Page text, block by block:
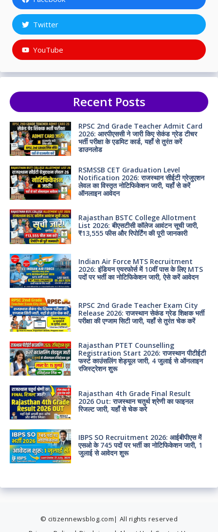
Twitter
YouTube
Recent Posts
RPSC 2nd Grade Teacher Admit Card
2026: आरपीएससी ने जारी किए सेकंड ग्रेड टीचर
भर्ती परीक्षा के एडमिट कार्ड, यहाँ से तुरंत करें
डाउनलोड
RSMSSB CET Graduation Level
Notification 2026: राजस्थान सीईटी ग्रेजुएशन
लेवल का विस्तृत नोटिफिकेशन जारी, यहाँ से करें
ऑनलाइन आवेदन
Rajasthan BSTC College Allotment
List 2026: बीएसटीसी कॉलेज आवंटन सूची जारी,
₹13,555 फीस और रिपोर्टिंग की पूरी जानकारी
Indian Air Force MTS Recruitment
2026: इंडियन एयरफोर्स में 10वीं पास के लिए MTS
पदों पर भर्ती का नोटिफिकेशन जारी, ऐसे करें आवेदन
RPSC 2nd Grade Teacher Exam City
Release 2026: राजस्थान सेकंड ग्रेड शिक्षक भर्ती
परीक्षा की एग्जाम सिटी जारी, यहाँ से तुरंत चेक करें
Rajasthan PTET Counselling
Registration Start 2026: राजस्थान पीटीईटी
फर्स्ट काउंसलिंग शेड्यूल जारी, 4 जुलाई से ऑनलाइन
रजिस्ट्रेशन शुरू
Rajasthan 4th Grade Final Result
2026 Out: राजस्थान चतुर्थ श्रेणी का फाइनल
रिजल्ट जारी, यहाँ से चेक करे
IBPS SO Recruitment 2026: आईबीपीएस में
एसओ के 745 पदों पर भर्ती का नोटिफिकेशन जारी, 1
जुलाई से आवेदन शुरू
© citizennewsblog.com| All rights reserved